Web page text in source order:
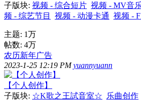
子版块: 视频 - 综合短片 视频 - MV音
频 - 综艺节目
视频 - 动漫卡通 视频 -
主题: 1万
帖数: 4万
农历新年广告
2023-1-25 12:19 PMyuannyuann
【个人创作】
子版块: ☆K歌之王試音室☆ 乐曲创作